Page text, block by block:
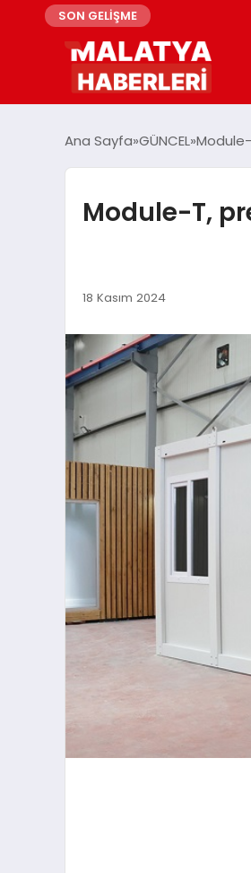
SON GELİŞME
Ana Sayfa GÜNCEL
Module-T,
18 Kasım 2024